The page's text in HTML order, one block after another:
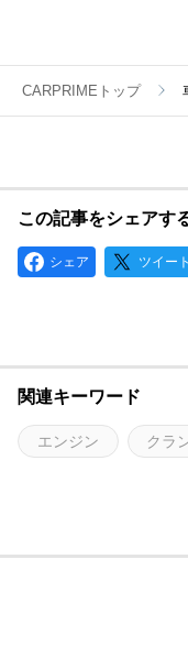
CARPRIMEトップ
この記事をシェアす
シェア ツイート
関連キーワード
エンジン クラ